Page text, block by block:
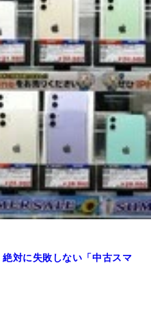
対に失敗しない「中古スマ